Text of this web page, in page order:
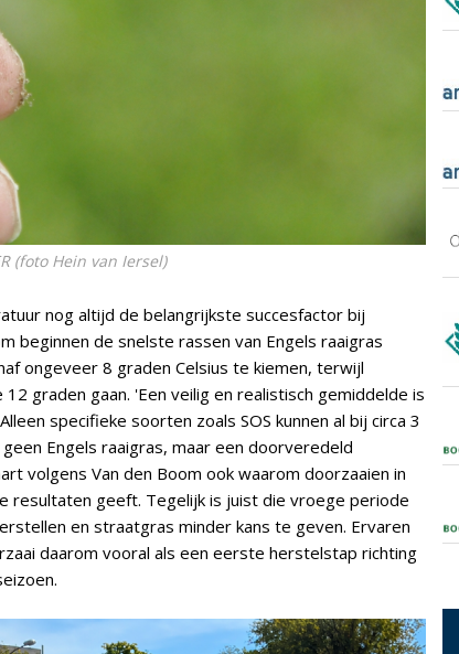
(foto Hein van Iersel)
nog altijd de belangrijkste succesfactor bij
beginnen de snelste rassen van Engels raaigras
ongeveer 8 graden Celsius te kiemen, terwijl
graden gaan. 'Een veilig en realistisch gemiddelde is
specifieke soorten zoals SOS kunnen al bij circa 3
Engels raaigras, maar een doorveredeld
volgens Van den Boom ook waarom doorzaaien in
resultaten geeft. Tegelijk is juist die vroege periode
en straatgras minder kans te geven. Ervaren
daarom vooral als een eerste herstelstap richting